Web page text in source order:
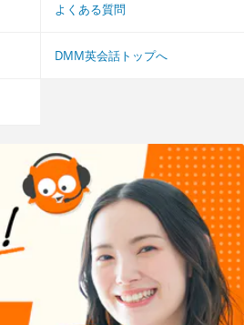
よくある質問
DMM英会話トップへ